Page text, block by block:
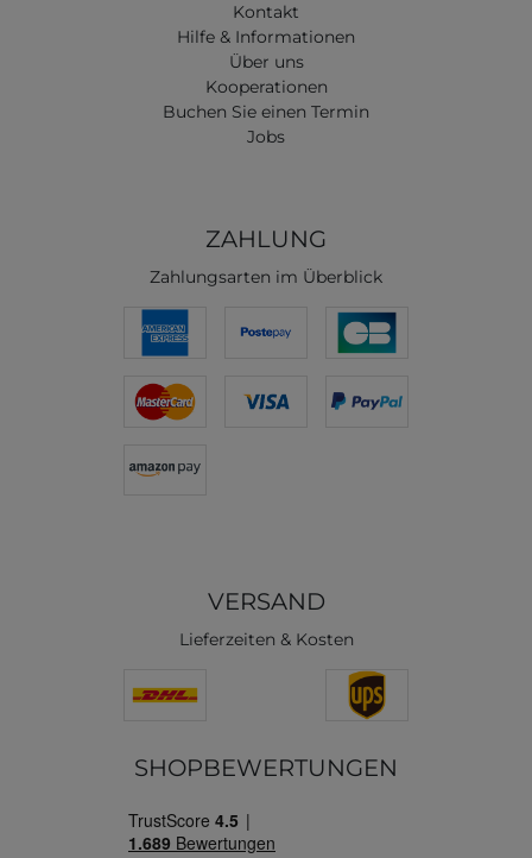
Kontakt
Hilfe & Informationen
Über uns
Kooperationen
Buchen Sie einen Termin
Jobs
ZAHLUNG
Zahlungsarten im Überblick
VERSAND
Lieferzeiten & Kosten
SHOPBEWERTUNGEN